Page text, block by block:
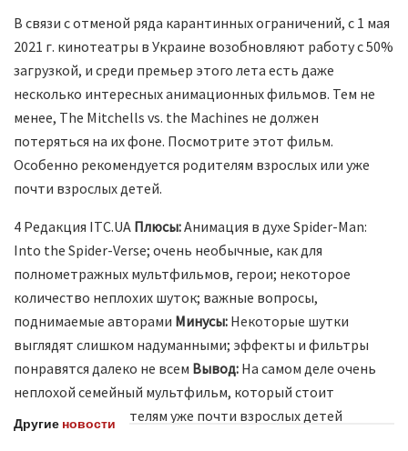
В связи с отменой ряда карантинных ограничений, с 1 мая
2021 г. кинотеатры в Украине возобновляют работу с 50%
загрузкой, и среди премьер этого лета есть даже
несколько интересных анимационных фильмов. Тем не
менее, The Mitchells vs. the Machines не должен
потеряться на их фоне. Посмотрите этот фильм.
Особенно рекомендуется родителям взрослых или уже
почти взрослых детей.
4 Редакция ITC.UA Плюсы:Анимация в духе Spider-Man:
Into the Spider-Verse; очень необычные, как для
полнометражных мультфильмов, герои; некоторое
количество неплохих шуток; важные вопросы,
поднимаемые авторами Минусы: Некоторые шутки
выглядят слишком надуманными; эффекты и фильтры
понравятся далеко не всем Вывод: На самом деле очень
неплохой семейный мультфильм, который стоит
посмотреть родителям уже почти взрослых детей
Другие новости